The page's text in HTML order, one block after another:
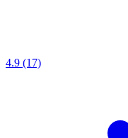
4.9 (17)